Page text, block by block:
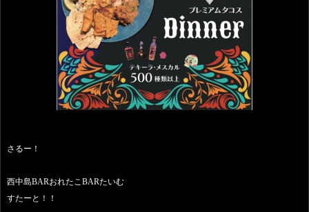
さるー！
西中島BARおれたこBARたいむ
すたーと！！